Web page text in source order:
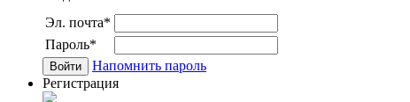
Эл. почта*
Пароль*
Напомнить пароль
Регистрация